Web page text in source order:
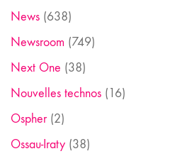
News (638)
Newsroom (749)
Next One (38)
Nouvelles technos (16)
Ospher(2)
Ossau-Iraty (38)